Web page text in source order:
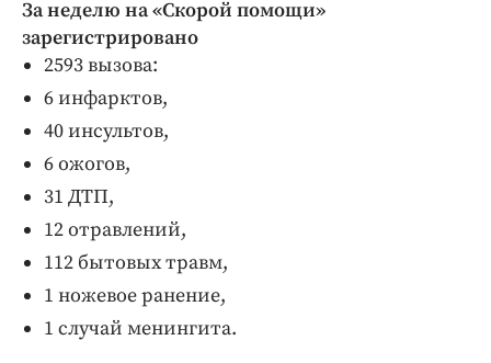
За неделю на «Скорой помощи»
зарегистрировано
2593 вызова:
6 инфарктов,
40 инсультов,
6 ожогов,
31 ДТП,
12 отравлений,
112 бытовых травм,
1 ножевое ранение,
1 случай менингита.